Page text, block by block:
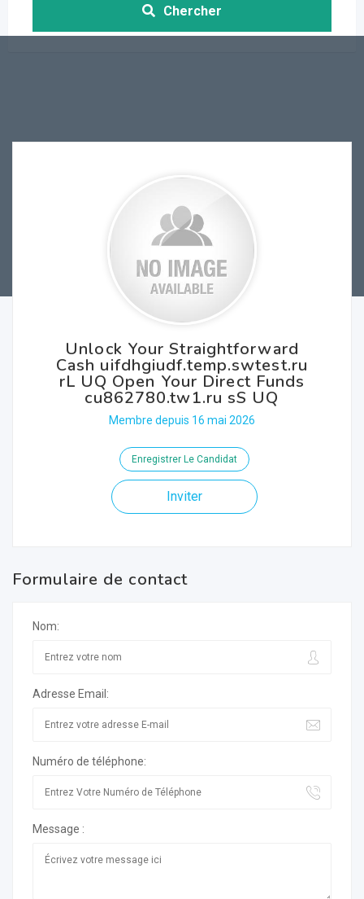
Chercher
Unlock Your Straightforward
Cash uifdhgiudf.temp.swtest.ru
rL UQ Open Your Direct Funds
cu862780.tw1.ru sS UQ
Membre depuis 16 mai 2026
Enregistrer Le Candidat
Inviter
Formulaire de contact
Nom:
Adresse Email:
Numéro de téléphone:
Message :